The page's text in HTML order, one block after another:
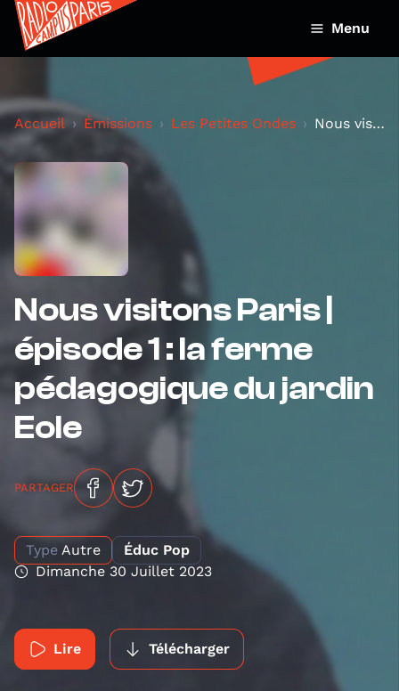
Menu
Accueil Émissions Les Petites Ondes Nous visitons Paris | épisode 1 : la ferme pédagog...
Nous visitons Paris |
épisode 1 : la ferme
pédagogique du jardin
Eole
PARTAGER
Type Autre
Éduc Pop
Dimanche 30 Juillet 2023
Lire Télécharger